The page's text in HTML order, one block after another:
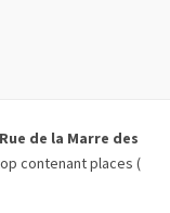
Rue de la Marre des
contenant places (